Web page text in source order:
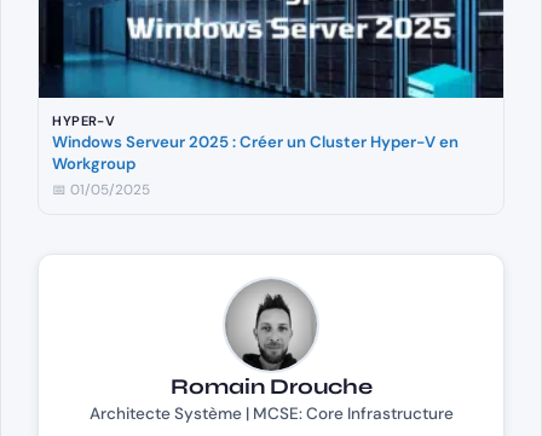
HYPER-V
Windows Serveur 2025 : Créer un Cluster Hyper-V en
Workgroup
📅 01/05/2025
Romain Drouche
Architecte Système | MCSE: Core Infrastructure